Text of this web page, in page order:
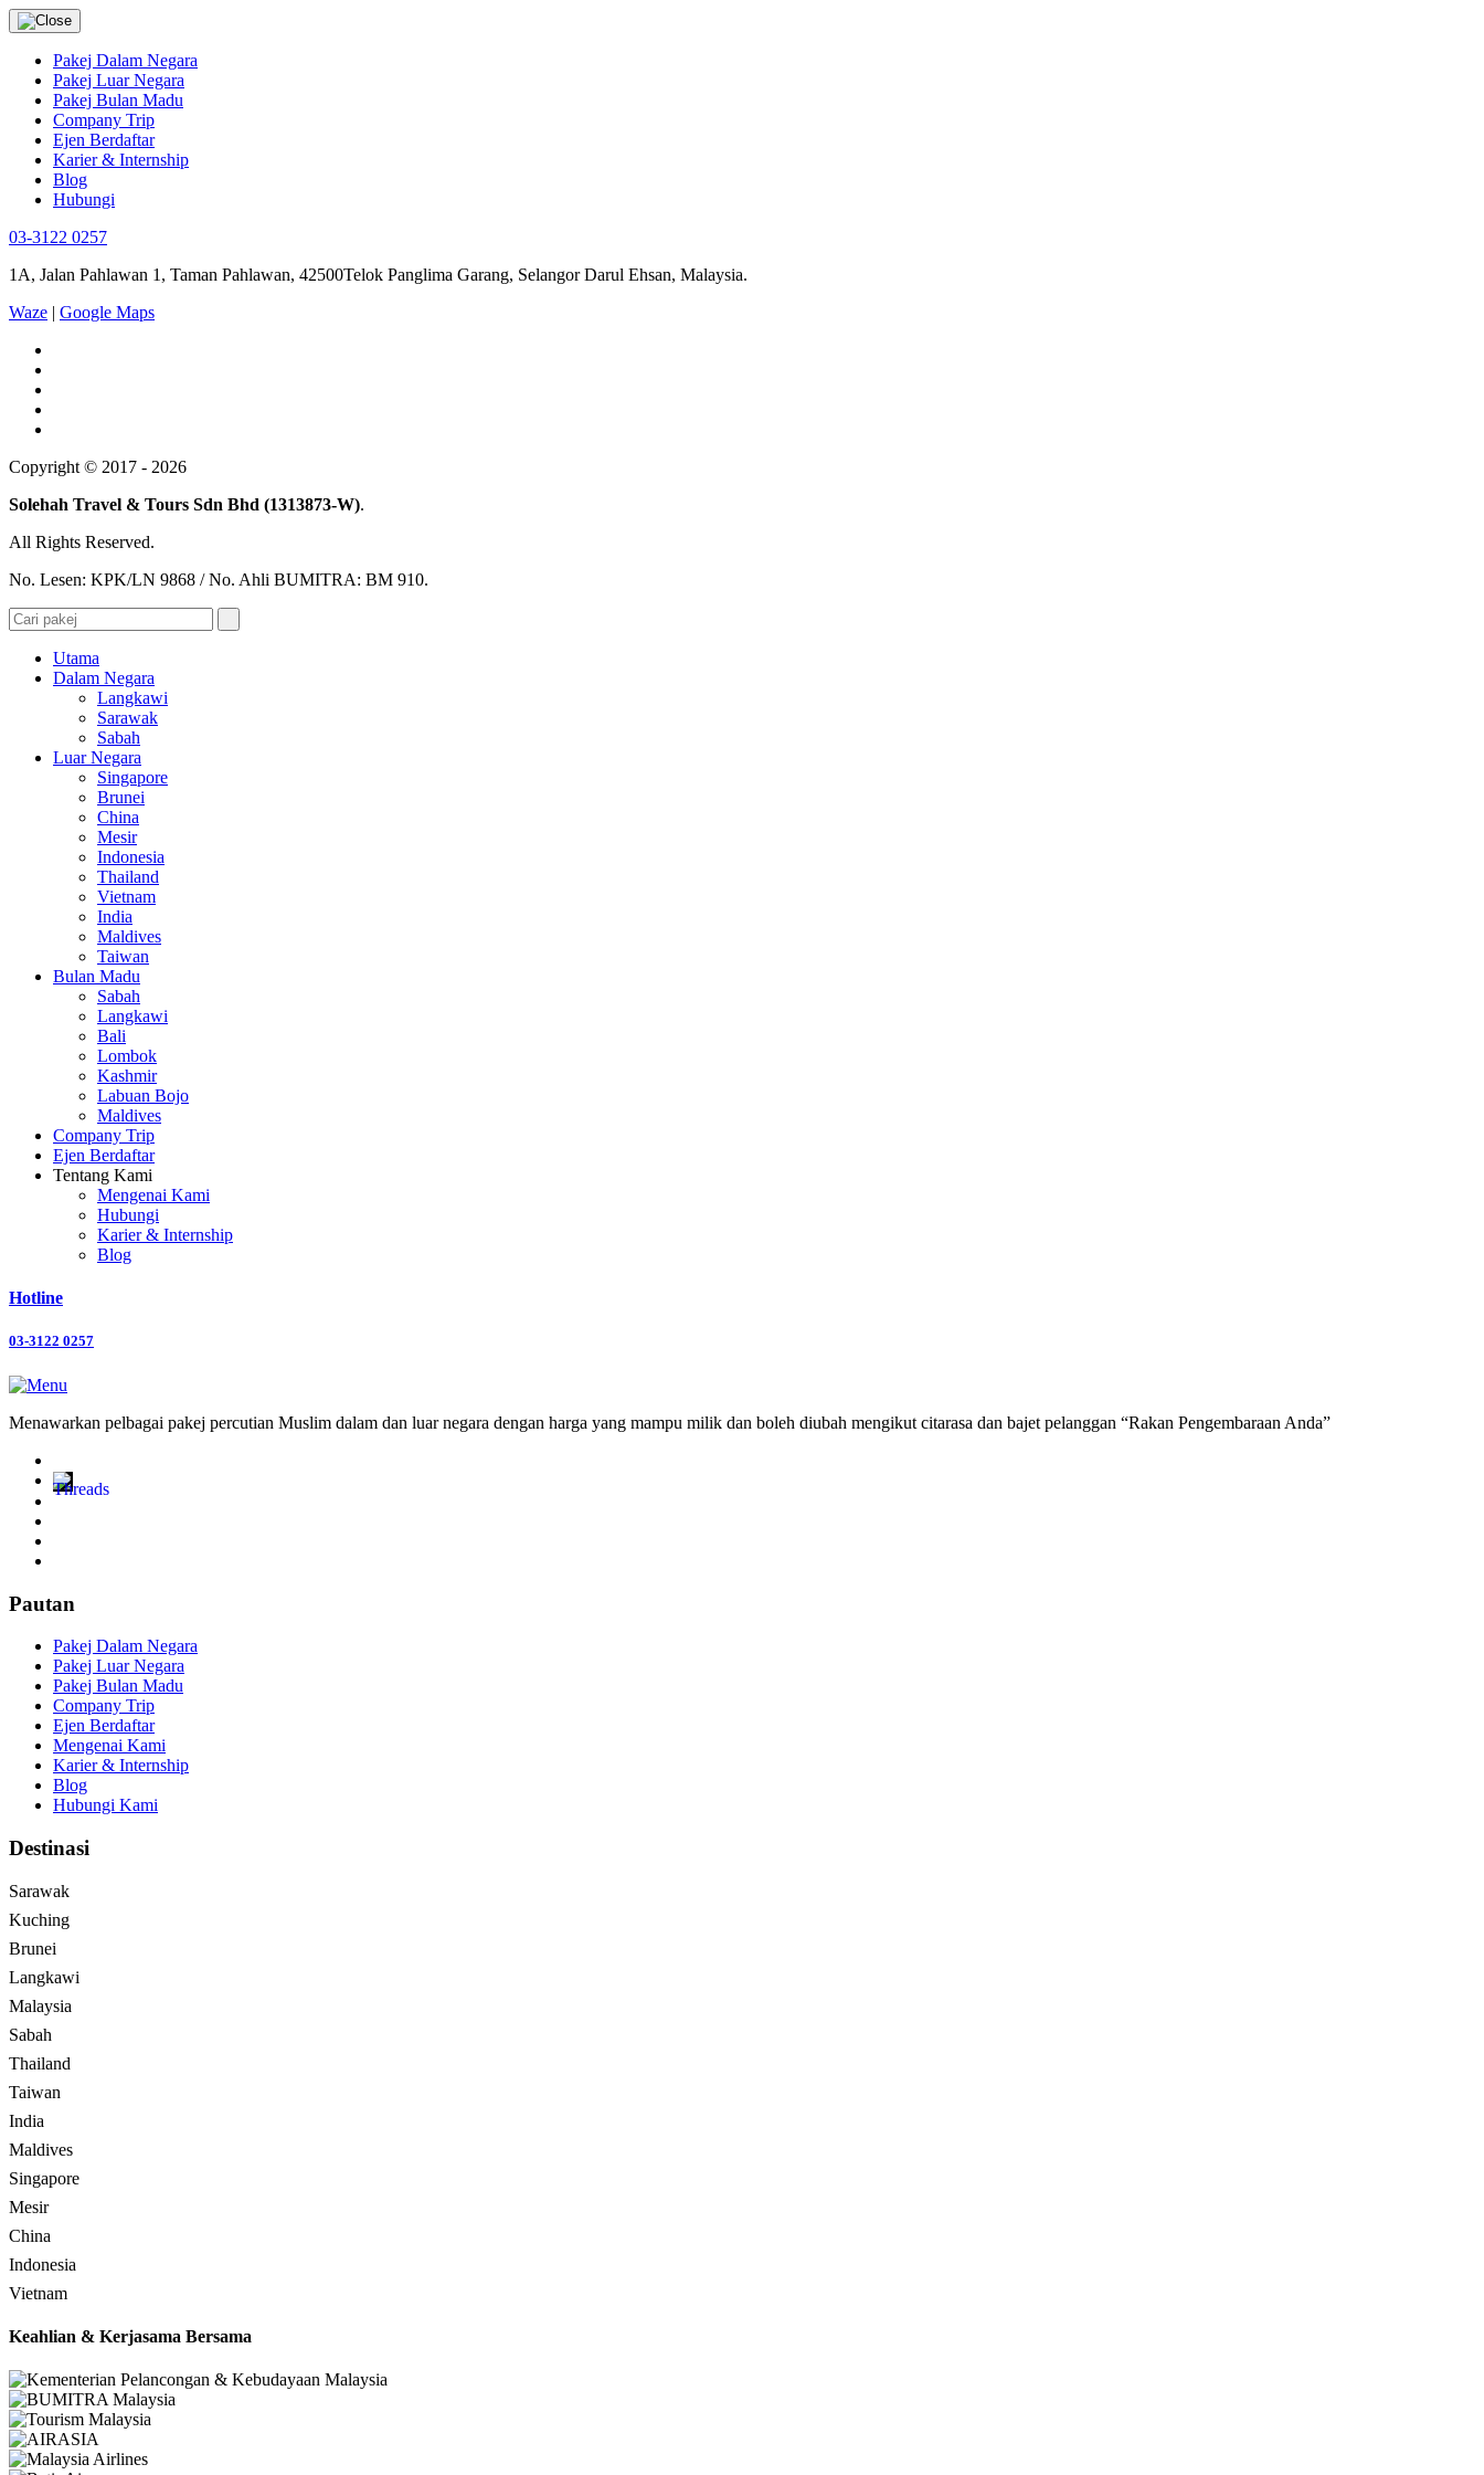
Pakej Dalam Negara
Pakej Luar Negara
Pakej Bulan Madu
Company Trip
Ejen Berdaftar
Karier & Internship
Blog
Hubungi
03-3122 0257
1A, Jalan Pahlawan 1, Taman Pahlawan, 42500Telok Panglima Garang, Selangor Darul Ehsan, Malaysia.
Waze | Google Maps
Copyright © 2017 - 2026
Solehah Travel & Tours Sdn Bhd (1313873-W).
All Rights Reserved.
No. Lesen: KPK/LN 9868 / No. Ahli BUMITRA: BM 910.
Utama
Dalam Negara
Langkawi
Sarawak
Sabah
Luar Negara
Singapore
Brunei
China
Mesir
Indonesia
Thailand
Vietnam
India
Maldives
Taiwan
Bulan Madu
Sabah
Langkawi
Bali
Lombok
Kashmir
Labuan Bojo
Maldives
Company Trip
Ejen Berdaftar
Tentang Kami
Mengenai Kami
Hubungi
Karier & Internship
Blog
Hotline
03-3122 0257
Menawarkan pelbagai pakej percutian Muslim dalam dan luar negara dengan harga yang mampu milik dan boleh diubah mengikut citarasa dan bajet pelanggan “Rakan Pengembaraan Anda”
Pautan
Pakej Dalam Negara
Pakej Luar Negara
Pakej Bulan Madu
Company Trip
Ejen Berdaftar
Mengenai Kami
Karier & Internship
Blog
Hubungi Kami
Destinasi
Sarawak
Kuching
Brunei
Langkawi
Malaysia
Sabah
Thailand
Taiwan
India
Maldives
Singapore
Mesir
China
Indonesia
Vietnam
Keahlian & Kerjasama Bersama